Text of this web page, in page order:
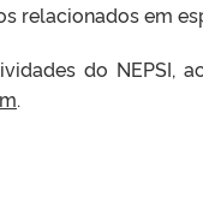
relacionados em
do NEPSI,
.